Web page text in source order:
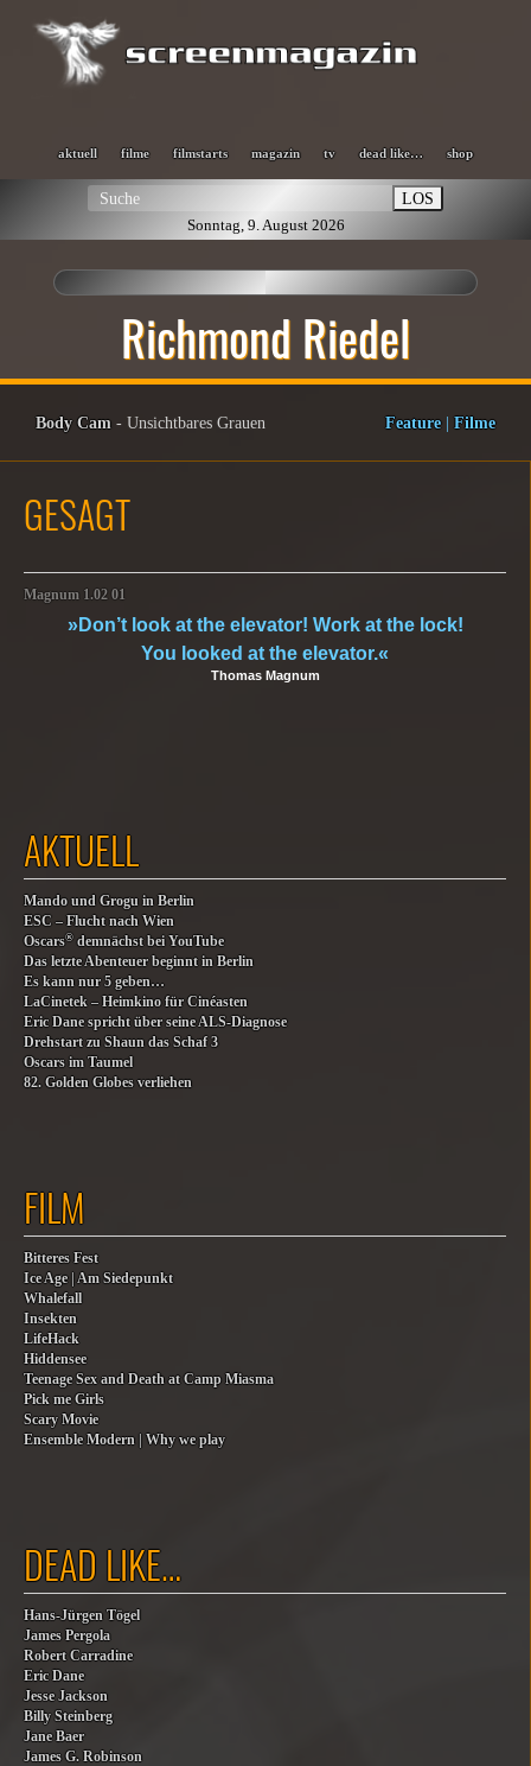
aktuell filme filmstarts magazin tv dead like… shop
LOS
Sonntag, 9. August 2026
Richmond Riedel
Body Cam - Unsichtbares Grauen Feature| Filme
GESAGT
Magnum 1.02 01
»Don’t look at the elevator! Work at the lock!
You looked at the elevator.«
Thomas Magnum
AKTUELL
Mando und Grogu in Berlin
ESC – Flucht nach Wien
Oscars® demnächst bei YouTube
Das letzte Abenteuer beginnt in Berlin
Es kann nur 5 geben…
LaCinetek – Heimkino für Cinéasten
Eric Dane spricht über seine ALS-Diagnose
Drehstart zu Shaun das Schaf 3
Oscars im Taumel
82. Golden Globes verliehen
FILM
Bitteres Fest
Ice Age | Am Siedepunkt
Whalefall
Insekten
LifeHack
Hiddensee
Teenage Sex and Death at Camp Miasma
Pick me Girls
Scary Movie
Ensemble Modern | Why we play
DEAD LIKE…
Hans-Jürgen Tögel
James Pergola
Robert Carradine
Eric Dane
Jesse Jackson
Billy Steinberg
Jane Baer
James G. Robinson